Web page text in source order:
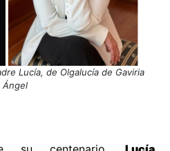
Lucía, de Olgalucía de Gaviria
Ángel